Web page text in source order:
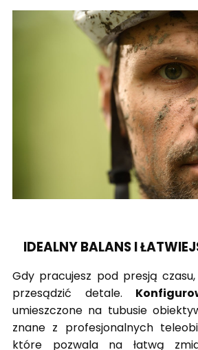
IDEALNY BALANS I
Gdy pracujesz pod presją
przesądzić detale.
umieszczone na tubusie
znane z profesjonalnych
które pozwala na łatwą